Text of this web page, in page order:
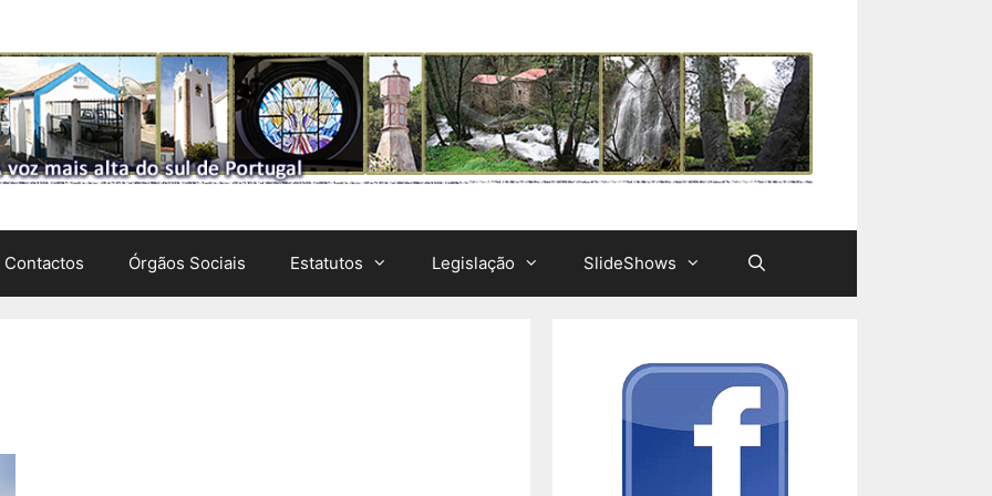
Contactos Órgãos Sociais Estatutos Legislação SlideShows